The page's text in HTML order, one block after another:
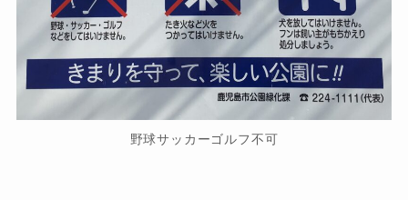
野球サッカーゴルフ不可